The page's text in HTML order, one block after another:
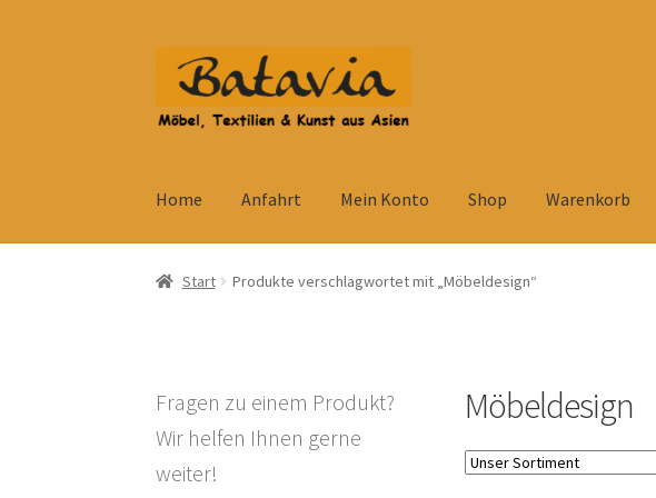
Navigation
springen
Zum
Inhalt
springen
Home Anfahrt Mein Konto Shop Warenkorb
Start Accessoires Anfahrt Datenschutzbelehrung
Wohnzimmertisch mit Stühlen Zahlungsarten
Start Produkte verschlagwortet mit „Möbeldesign“
Möbeldesign
Fragen zu einem Produkt?
Wir helfen Ihnen gerne
weiter!